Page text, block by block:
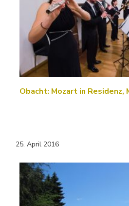
Obacht: Mozart in Residenz,
25. April 2016